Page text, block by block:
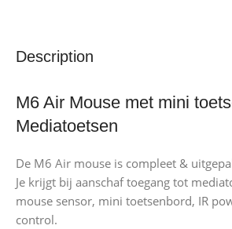
Description
M6 Air Mouse met mini
Mediatoetsen
De M6 Air mouse is compleet &
Je krijgt bij aanschaf toegang tot
mouse sensor, mini toetsenbord, IR
control.